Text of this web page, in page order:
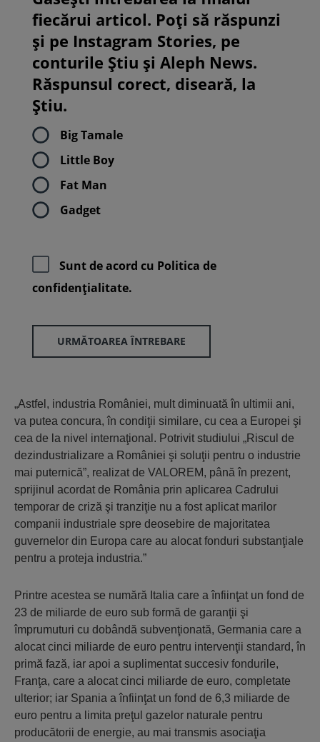
fiecărui articol. Poți să răspunzi
și pe Instagram Stories, pe
conturile Știu și Aleph News.
Răspunsul corect, diseară, la
Știu.
Big Tamale
Little Boy
Fat Man
Gadget
Sunt de acord cu Politica de
confidenţialitate.
URMĂTOAREA ÎNTREBARE
„Astfel, industria României, mult diminuată în ultimii ani,
va putea concura, în condiţii similare, cu cea a Europei şi
cea de la nivel internaţional. Potrivit studiului „Riscul de
dezindustrializare a României şi soluţii pentru o industrie
mai puternică”, realizat de VALOREM, până în prezent,
sprijinul acordat de România prin aplicarea Cadrului
temporar de criză şi tranziţie nu a fost aplicat marilor
companii industriale spre deosebire de majoritatea
guvernelor din Europa care au alocat fonduri substanţiale
pentru a proteja industria.”
Printre acestea se numără Italia care a înfiinţat un fond de
23 de miliarde de euro sub formă de garanţii şi
împrumuturi cu dobândă subvenţionată, Germania care a
alocat cinci miliarde de euro pentru intervenţii standard, în
primă fază, iar apoi a suplimentat succesiv fondurile,
Franţa, care a alocat cinci miliarde de euro, completate
ulterior; iar Spania a înfiinţat un fond de 6,3 miliarde de
euro pentru a limita preţul gazelor naturale pentru
producătorii de energie, au mai transmis asociaţia